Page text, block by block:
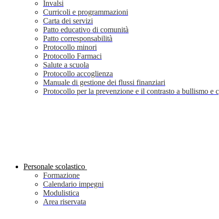
Invalsi
Curricoli e programmazioni
Carta dei servizi
Patto educativo di comunità
Patto corresponsabilità
Protocollo minori
Protocollo Farmaci
Salute a scuola
Protocollo accoglienza
Manuale di gestione dei flussi finanziari
Protocollo per la prevenzione e il contrasto a bullismo e
Personale scolastico
Formazione
Calendario impegni
Modulistica
Area riservata